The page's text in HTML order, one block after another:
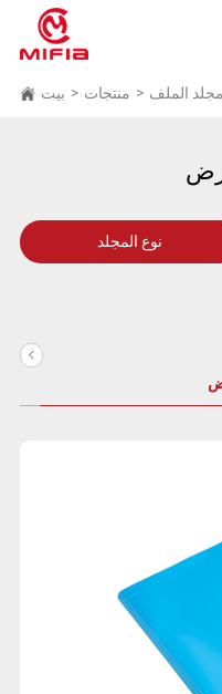
بيت > منتجات > مجلد الملف
نوع المجلد
<